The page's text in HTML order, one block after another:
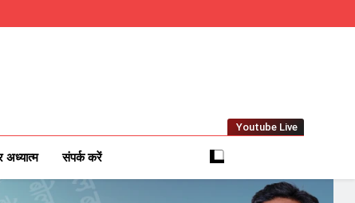
Network
Youtube Live
अध्यात्म संपर्क करें